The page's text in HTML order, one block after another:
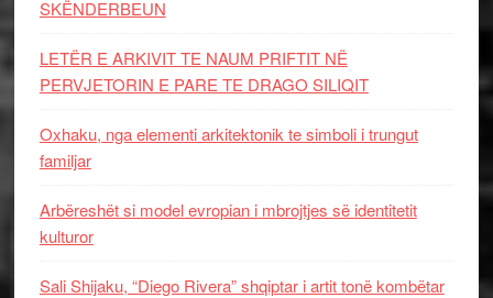
SKËNDERBEUN
LETËR E ARKIVIT TE NAUM PRIFTIT NË
PERVJETORIN E PARE TE DRAGO SILIQIT
Oxhaku, nga elementi arkitektonik te simboli i trungut
familjar
Arbëreshët si model evropian i mbrojtjes së identitetit
kulturor
Sali Shijaku, “Diego Rivera” shqiptar i artit tonë kombëtar